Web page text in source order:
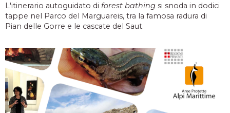
L'itinerario autoguidato di forest bathing si snoda in dodici
tappe nel Parco del Marguareis, tra la famosa radura di
Pian delle Gorre e le cascate del Saut.